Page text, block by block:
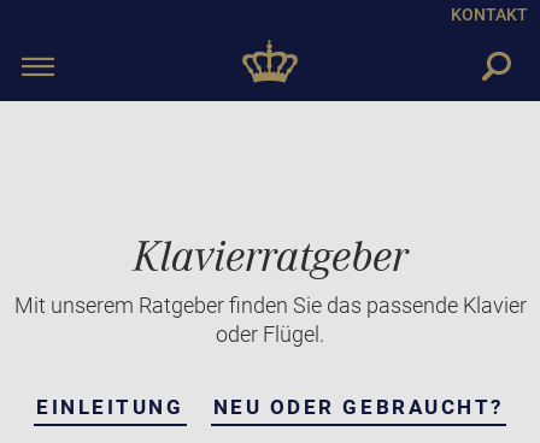
KONTAKT
Toggle
Klavierratgeber
Mit unserem Ratgeber finden Sie das passende Klavier
oder Flügel.
EINLEITUNG NEU ODER GEBRAUCHT?